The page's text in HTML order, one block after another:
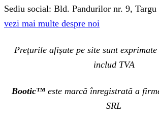
Sediu social: Bld. Pandurilor nr. 9,
vezi mai multe despre noi
Prețurile afișate pe site sunt
includ TVA
Bootic™ este marcă înregistrată a
SRL